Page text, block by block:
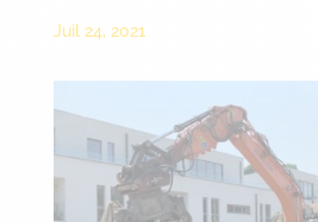
Juil 24, 2021